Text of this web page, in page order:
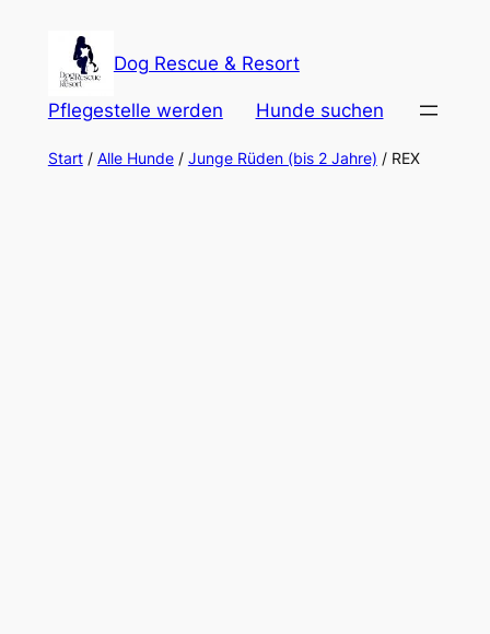
springen
Dog Rescue & Resort
Pflegestelle werden Hunde suchen
Start/ Alle Hunde/ Junge Rüden (bis 2 Jahre) / REX